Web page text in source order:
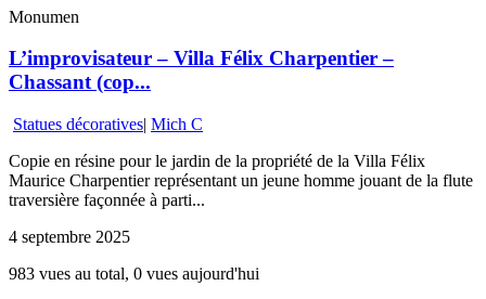
Monumen
L’improvisateur – Villa Félix Charpentier –
Chassant (cop...
Statues décoratives| Mich C
Copie en résine pour le jardin de la propriété de la Villa Félix
Maurice Charpentier représentant un jeune homme jouant de la flute
traversière façonnée à parti...
4 septembre 2025
983 vues au total, 0 vues aujourd'hui